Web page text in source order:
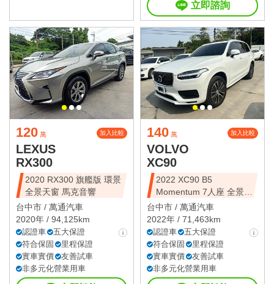
立即諮詢
120 萬 加入比較
LEXUS
RX300
2020 RX300 旗艦版 環景
全景天窗 馬克音響
台中市 / 萬通汽車
2020年 / 94,125km
認證車
五大保證
符合保固
里程保證
實車實價
友善試車
非多元化營業用車
140 萬 加入比較
VOLVO
XC90
2022 XC90 B5
Momentum 7人座 全景天
窗
台中市 / 萬通汽車
2022年 / 71,463km
認證車
五大保證
符合保固
里程保證
實車實價
友善試車
非多元化營業用車